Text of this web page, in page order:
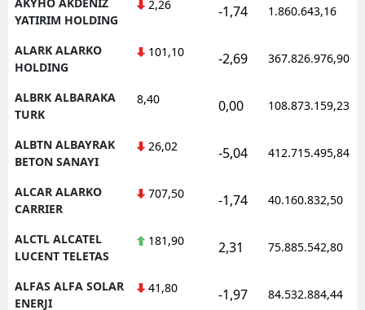
Tokat
Şanlıurfa
Uşak
Zonguldak
YATIRIM HOLDING
2,26 -1,74 1.860.643,16
ALARK ALARKO
HOLDING
101,10 -2,69 367.826.976,90
ALBRK ALBARAKA
TURK
8,40 0,00 108.873.159,23
ALBTN ALBAYRAK
BETON SANAYI
26,02 -5,04 412.715.495,84
ALCAR ALARKO
CARRIER
707,50 -1,74 40.160.832,50
ALCTL ALCATEL
LUCENT TELETAS
181,90 2,31 75.885.542,80
ALFAS ALFA SOLAR
ENERJI
41,80 -1,97 84.532.884,44